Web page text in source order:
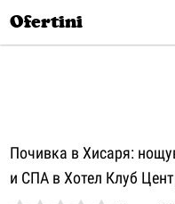
Ofertini
Почивка в Хисаря:
и СПА в Хотел Клуб